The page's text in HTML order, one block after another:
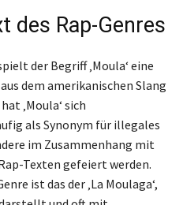
des Rap-Genres
der Begriff ‚Moula‘ eine
dem amerikanischen Slang
‚Moula‘ sich
als Synonym für illegales
im Zusammenhang mit
Texten gefeiert werden.
ist das der ‚La Moulaga‘,